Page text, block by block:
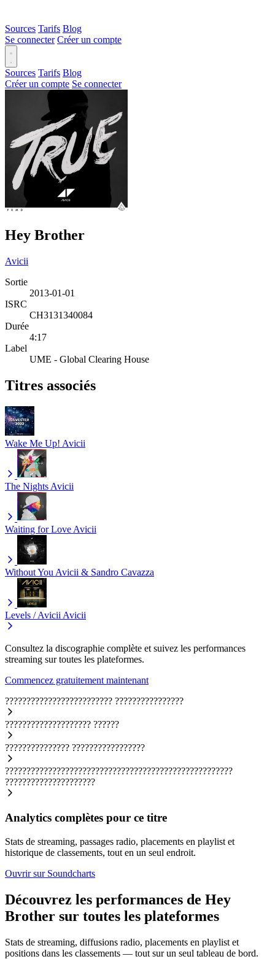
Sources Tarifs Blog
Se connecter Créer un compte
Sources Tarifs Blog
Créer un compte Se connecter
Hey Brother
Avicii
Sortie
2013-01-01
ISRC
CH3131340084
Durée
4:17
Label
UME - Global Clearing House
Titres associés
Wake Me Up! Avicii
The Nights Avicii
Waiting for Love Avicii
Without You Avicii & Sandro Cavazza
Levels / Avicii Avicii
Consultez la discographie complète et suivez les performances
streaming sur toutes les plateformes.
Commencez gratuitement maintenant
????????????????????????? ????????????????
???????????????????? ??????
??????????????? ?????????????????
?????????????????????????????????????????????????????
?????????????????????
Analytics complètes pour ce titre
Stats de streaming, passages radio, placements en playlist et
historique de classements, tout en un seul endroit.
Ouvrir sur Soundcharts
Découvrez les performances de Hey
Brother sur toutes les plateformes
Stats de streaming, diffusions radio, placements en playlist et
positions dans les classements — tout sur un seul tableau de bord.